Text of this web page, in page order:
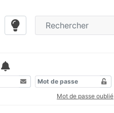
Mot de passe oublié